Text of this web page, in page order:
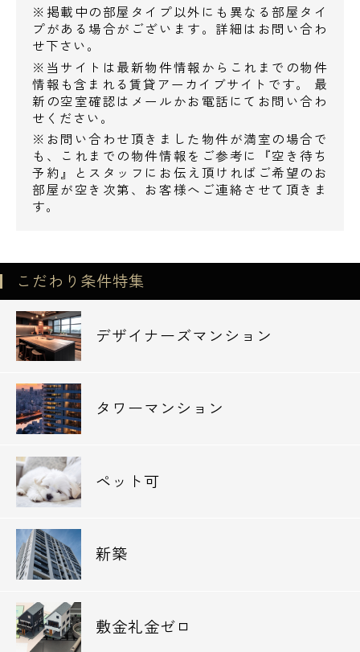
※掲載中の部屋タイプ以外にも異なる部屋タイ
プがある場合がございます。詳細はお問い合わ
せ下さい。
※当サイトは最新物件情報からこれまでの物件
情報も含まれる賃貸アーカイブサイトです。 最
新の空室確認はメールかお電話にてお問い合わ
せください。
※お問い合わせ頂きました物件が満室の場合で
も、これまでの物件情報をご参考に『空き待ち
予約』とスタッフにお伝え頂ければご希望のお
部屋が空き次第、お客様へご連絡させて頂きま
す。
こだわり条件特集
デザイナーズマンション
タワーマンション
ペット可
新築
敷金礼金ゼロ